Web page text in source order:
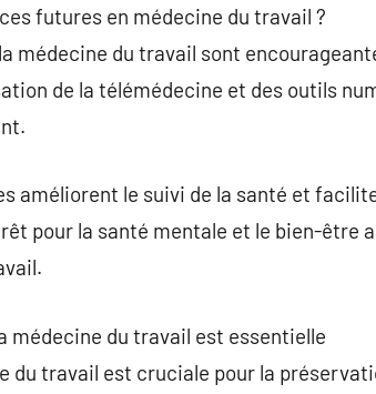
futures en médecine du travail ?
médecine du travail sont
de la télémédecine et des outils
améliorent le suivi de la santé et
pour la santé mentale et le bien-
médecine du travail est essentielle
du travail est cruciale pour la